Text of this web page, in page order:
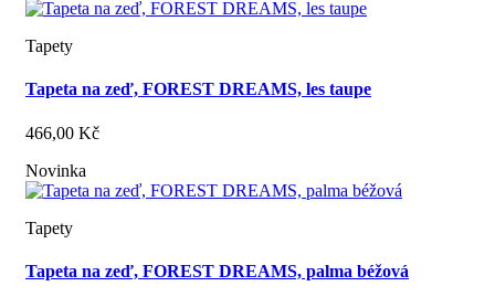
Tapety
Tapeta na zeď, FOREST DREAMS, les taupe
466,00 Kč
Novinka
Tapety
Tapeta na zeď, FOREST DREAMS, palma béžová